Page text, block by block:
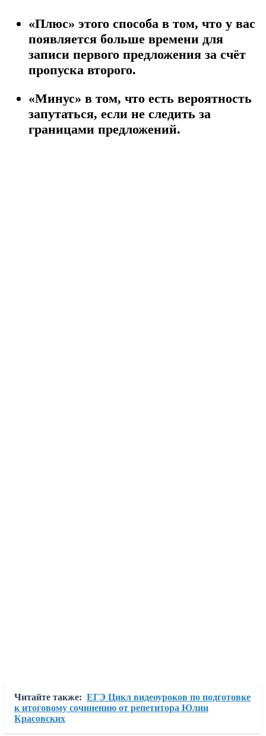
«Плюс» этого способа в том, что у вас
появляется больше времени для
записи первого предложения за счёт
пропуска второго.
«Минус» в том, что есть вероятность
запутаться, если не следить за
границами предложений.
Читайте также: ЕГЭ Цикл видеоуроков по подготовке
к итоговому сочинению от репетитора Юлии
Красовских